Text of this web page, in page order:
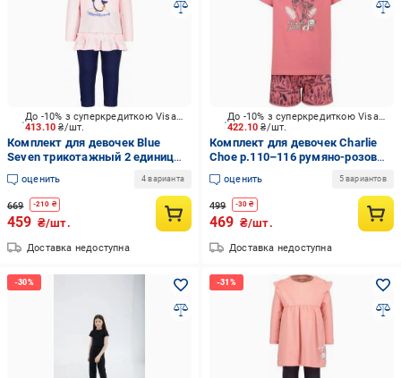
413.10₴/шт.
До -10% з суперкредиткою Visa Вигода
Комплект для девочек Blue
Seven трикотажный 2 единицы
р.80 розовый с синим 966006 X *
98 оценить 4 варианта
669 -210 ₴
459 ₴/шт.
Доставка недоступна
422.10₴/шт.
До -10% з суперкредиткою Visa Вигода
Комплект для девочек Charlie
Choe р.110–116 румяно-розовый
T47018-41
оценить 5 вариантов
499 -30 ₴
469 ₴/шт.
Доставка недоступна